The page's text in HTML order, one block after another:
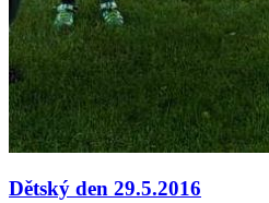
Dětský den 29.5.2016